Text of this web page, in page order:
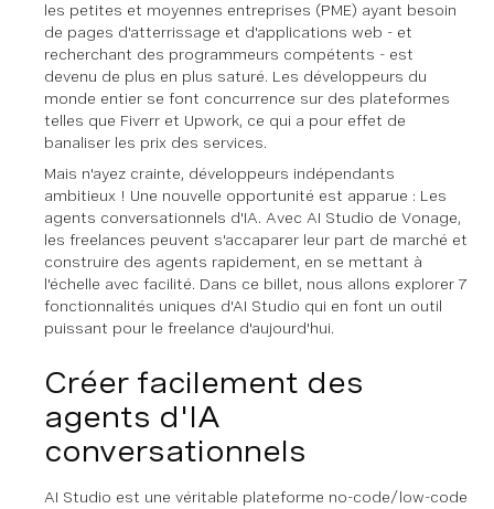
les petites et moyennes entreprises (PME) ayant besoin
de pages d'atterrissage et d'applications web - et
recherchant des programmeurs compétents - est
devenu de plus en plus saturé. Les développeurs du
monde entier se font concurrence sur des plateformes
telles que Fiverr et Upwork, ce qui a pour effet de
banaliser les prix des services.
Mais n'ayez crainte, développeurs indépendants
ambitieux ! Une nouvelle opportunité est apparue : Les
agents conversationnels d'IA. Avec AI Studio de Vonage,
les freelances peuvent s'accaparer leur part de marché et
construire des agents rapidement, en se mettant à
l'échelle avec facilité. Dans ce billet, nous allons explorer 7
fonctionnalités uniques d'AI Studio qui en font un outil
puissant pour le freelance d'aujourd'hui.
Créer facilement des
agents d'IA
conversationnels
AI Studio est une véritable plateforme no-code/low-code